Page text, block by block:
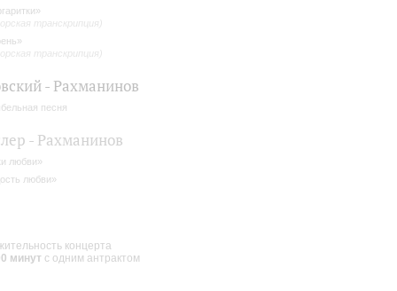
транскрипция)
транскрипция)
- Рахманинов
песня
- Рахманинов
любви»
любви»
концерта
минут с одним антрактом